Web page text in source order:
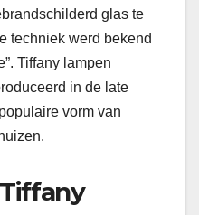
glas te
techniek werd bekend
Tiffany lampen
in de late
vorm van